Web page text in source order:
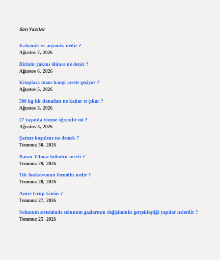
Son Yazılar
Katyonik ve anyonik nedir ?
Ağustos 7, 2026
Birinin yakını ölünce ne denir ?
Ağustos 6, 2026
Kitaplara iman hangi ayette geçiyor ?
Ağustos 5, 2026
500 kg lık danadan ne kadar et çıkar ?
Ağustos 3, 2026
27 yaşında yüzme öğrenilir mi ?
Ağustos 3, 2026
Şartsız koşulsuz ne demek ?
Temmuz 30, 2026
Baran Yılmaz futbolcu nereli ?
Temmuz 29, 2026
Tek fonksiyonun formülü nedir ?
Temmuz 28, 2026
Azure Grup kimin ?
Temmuz 27, 2026
Solunum sisteminde solunum gazlarının değişiminin gerçekleştiği yapılar nelerdir ?
Temmuz 25, 2026